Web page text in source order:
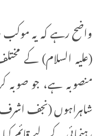
واضح رہے کہ یہ
(علیہ السلام) کے
منصوبہ ہے، جو صوبہ
شاہراہوں (نجف اشرف،